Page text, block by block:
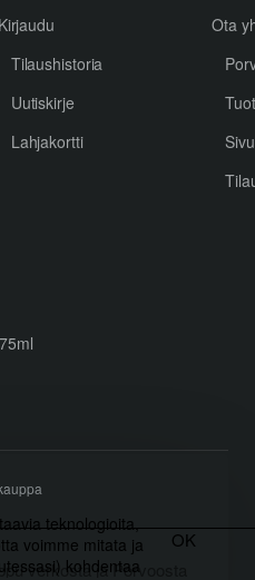
teknologioita,
voimme mitata ja
kohdentaa
OK
verkosta ja Porvoosta
Kirjaudu
Tilaushistoria
Uutiskirje
Lahjakortti
Ota